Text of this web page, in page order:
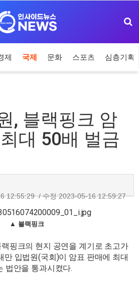
제 국제 문화 스포츠 심층기획
, 블랙핑크 암
대 50배 벌금
12:55:29/ 수정2023-05-16 12:59:27
▲ 블랙핑크
핑크의 현지 공연을 계기로 초고가
만 입법원(국회)이 암표 판매에 최대
법안을 통과시켰다.